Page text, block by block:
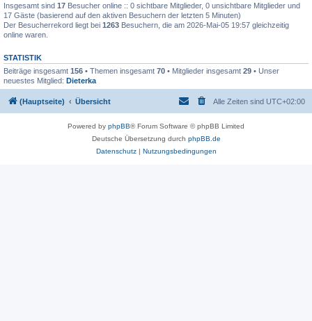
Insgesamt sind 17 Besucher online :: 0 sichtbare Mitglieder, 0 unsichtbare Mitglieder und
17 Gäste (basierend auf den aktiven Besuchern der letzten 5 Minuten)
Der Besucherrekord liegt bei 1263 Besuchern, die am 2026-Mai-05 19:57 gleichzeitig
online waren.
STATISTIK
Beiträge insgesamt 156 • Themen insgesamt 70 • Mitglieder insgesamt 29 • Unser
neuestes Mitglied: Dieterka
(Hauptseite) Übersicht Alle Zeiten sind UTC+02:00
Powered by phpBB® Forum Software © phpBB Limited
Deutsche Übersetzung durch phpBB.de
Datenschutz| Nutzungsbedingungen